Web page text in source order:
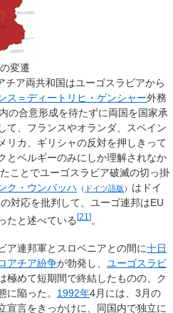
変遷
ア両共和国はユーゴスラビアから
ス＝ディートリヒ・ゲンシャー外務
内の合意形成を待たずに両国を国家承
て、フランスやオランダ、スペイン
リカ、ギリシャの反対を押しきって
とベルギーのみにしか理解されなか
ことでユーゴスラビア破滅の切っ掛
ク・ウンバッハ （ ドイツ語版 ） はドイ
対応を批判して、ユーゴ連邦はEU
たと述べている[21 ]。
ア連邦軍とスロベニアとの間に十日
アチア紛争が勃発し、 ユーゴスラビ
極めて短期間で終結したものの、ク
に陥った。 1992年4月には、3月の
宣言をきっかけに、同国内で独立に